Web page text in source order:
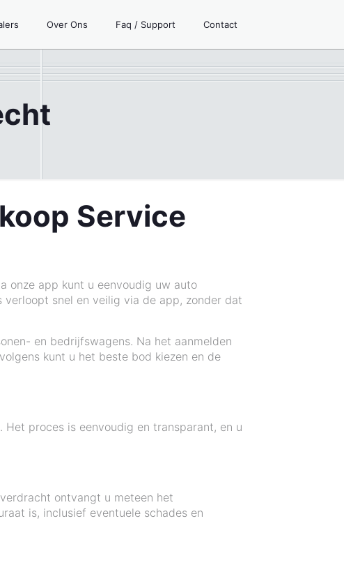
Over Ons Faq / Support Contact
Service
onze app kunt u eenvoudig uw auto
snel en veilig via de app, zonder dat
en bedrijfswagens. Na het aanmelden
kunt u het beste bod kiezen en de
proces is eenvoudig en transparant, en u
ontvangt u meteen het
is, inclusief eventuele schades en